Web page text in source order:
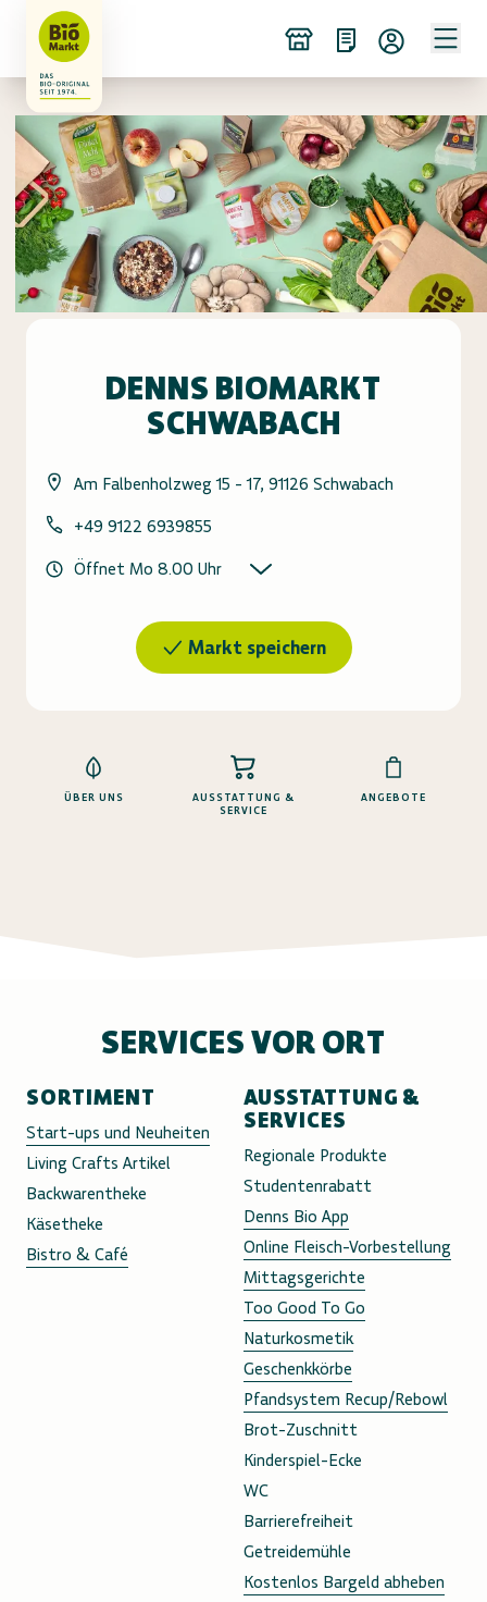
DENNS BIOMARKT
SCHWABACH
Am Falbenholzweg 15 - 17, 91126 Schwabach
+49 9122 6939855
Öffnet Mo 8.00 Uhr
Markt speichern
ÜBER UNS
AUSSTATTUNG &
SERVICE
ANGEBOTE
SERVICES VOR ORT
SORTIMENT
Start-ups und Neuheiten
Living Crafts Artikel
Backwarentheke
Käsetheke
Bistro & Café
AUSSTATTUNG &
SERVICES
Regionale Produkte
Studentenrabatt
Denns Bio App
Online Fleisch-Vorbestellung
Mittagsgerichte
Too Good To Go
Naturkosmetik
Geschenkkörbe
Pfandsystem Recup/Rebowl
Brot-Zuschnitt
Kinderspiel-Ecke
WC
Barrierefreiheit
Getreidemühle
Kostenlos Bargeld abheben